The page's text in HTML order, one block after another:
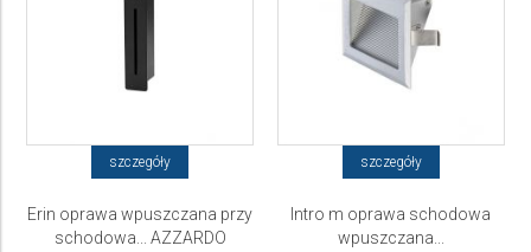
szczegóły
Erin oprawa wpuszczana przy
schodowa... AZZARDO
szczegóły
Intro m oprawa schodowa
wpuszczana...